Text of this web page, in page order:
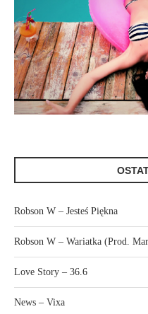
Robson W – Jesteś Piękna
Robson W – Wariatka (Prod.
Love Story – 36.6
News – Vixa